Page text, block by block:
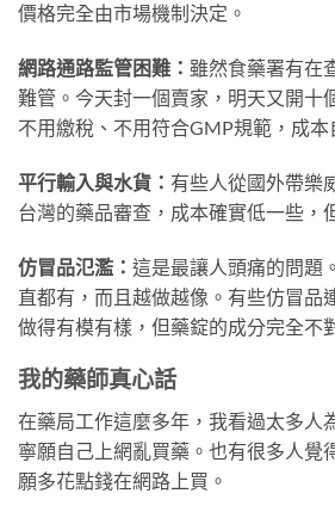
價格完全由市場機制決定。
網路通路監管困難： 雖然食藥署有在
難管。今天封一個賣家，明天又開十
不用繳稅、不用符合GMP規範，成本
平行輸入與水貨： 有些人從國外帶樂
台灣的藥品審查，成本確實低一些，
仿冒品氾濫： 這是最讓人頭痛的問題
直都有，而且越做越像。有些仿冒品
做得有模有樣，但藥錠的成分完全不
我的藥師真心話
在藥局工作這麼多年，我看過太多人
寧願自己上網亂買藥。也有很多人覺
願多花點錢在網路上買。